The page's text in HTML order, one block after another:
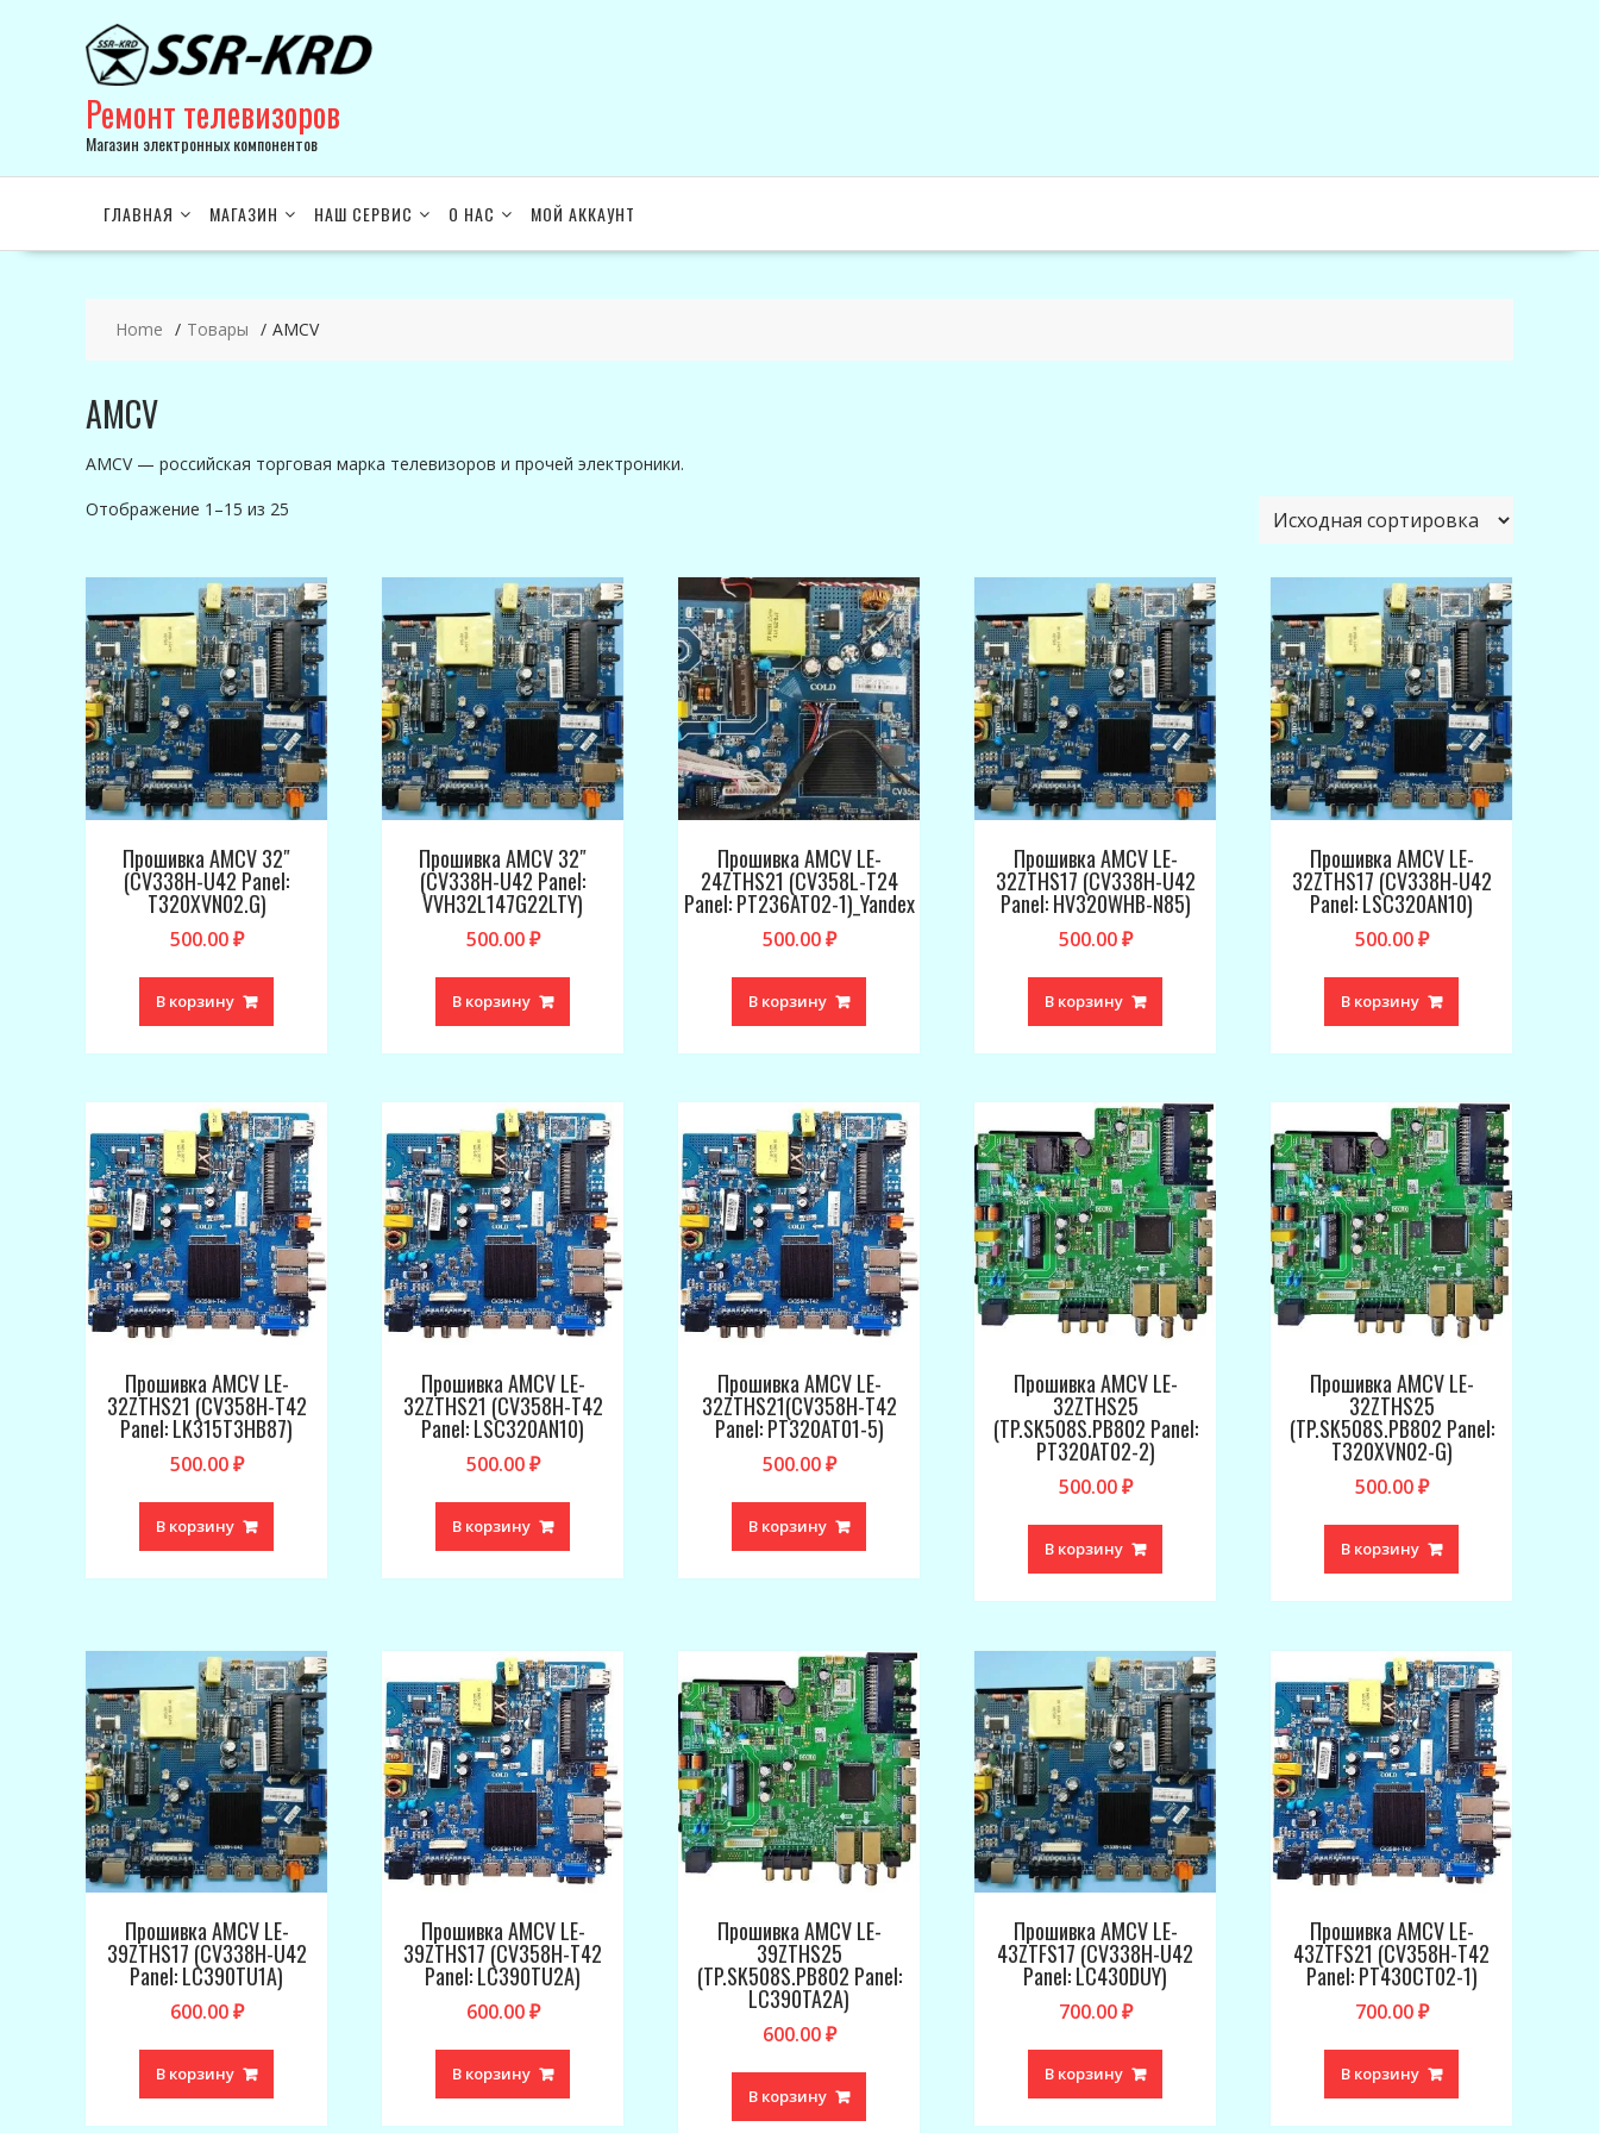
Ремонт телевизоров
Магазин электронных компонентов
ГЛАВНАЯ МАГАЗИН НАШ СЕРВИС О НАС МОЙ АККАУНТ
Home Товары AMCV
AMCV
AMCV — российская торговая марка телевизоров и прочей электроники.
Отображение 1–15 из 25
Прошивка AMCV 32″
(CV338H-U42 Panel:
T320XVN02.G)
500.00₽
В корзину
Прошивка AMCV 32″
(CV338H-U42 Panel:
VVH32L147G22LTY)
500.00₽
В корзину
Прошивка AMCV LE-
24ZTHS21 (CV358L-T24
Panel: PT236AT02-1)_Yandex
500.00₽
В корзину
Прошивка AMCV LE-
32ZTHS17 (CV338H-U42
Panel: HV320WHB-N85)
500.00₽
В корзину
Прошивка AMCV LE-
32ZTHS17 (CV338H-U42
Panel: LSC320AN10)
500.00₽
В корзину
Прошивка AMCV LE-
32ZTHS21 (CV358H-T42
Panel: LK315T3HB87)
500.00₽
В корзину
Прошивка AMCV LE-
32ZTHS21 (CV358H-T42
Panel: LSC320AN10)
500.00₽
В корзину
Прошивка AMCV LE-
32ZTHS21(CV358H-T42
Panel: PT320AT01-5)
500.00₽
В корзину
Прошивка AMCV LE-
32ZTHS25
(TP.SK508S.PB802 Panel:
PT320AT02-2)
500.00₽
В корзину
Прошивка AMCV LE-
32ZTHS25
(TP.SK508S.PB802 Panel:
T320XVN02-G)
500.00₽
В корзину
Прошивка AMCV LE-
39ZTHS17 (CV338H-U42
Panel: LC390TU1A)
600.00₽
В корзину
Прошивка AMCV LE-
39ZTHS17 (CV358H-T42
Panel: LC390TU2A)
600.00₽
В корзину
Прошивка AMCV LE-
39ZTHS25
(TP.SK508S.PB802 Panel:
LC390TA2A)
600.00₽
В корзину
Прошивка AMCV LE-
43ZTFS17 (CV338H-U42
Panel: LC430DUY)
700.00₽
В корзину
Прошивка AMCV LE-
43ZTFS21 (CV358H-T42
Panel: PT430CT02-1)
700.00₽
В корзину